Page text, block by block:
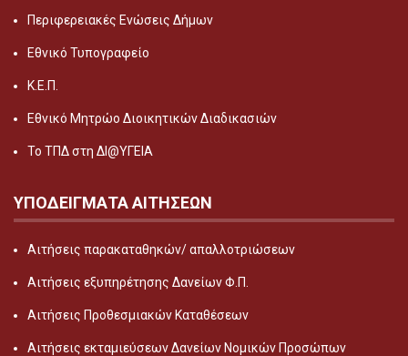
Περιφερειακές Ενώσεις Δήμων
Εθνικό Τυπογραφείο
Κ.Ε.Π.
Εθνικό Μητρώο Διοικητικών Διαδικασιών
Το ΤΠΔ στη ΔΙ@ΥΓΕΙΑ
ΥΠΟΔΕΙΓΜΑΤΑ ΑΙΤΗΣΕΩΝ
Αιτήσεις παρακαταθηκών/ απαλλοτριώσεων
Αιτήσεις εξυπηρέτησης Δανείων Φ.Π.
Αιτήσεις Προθεσμιακών Καταθέσεων
Αιτήσεις εκταμιεύσεων Δανείων Νομικών Προσώπων